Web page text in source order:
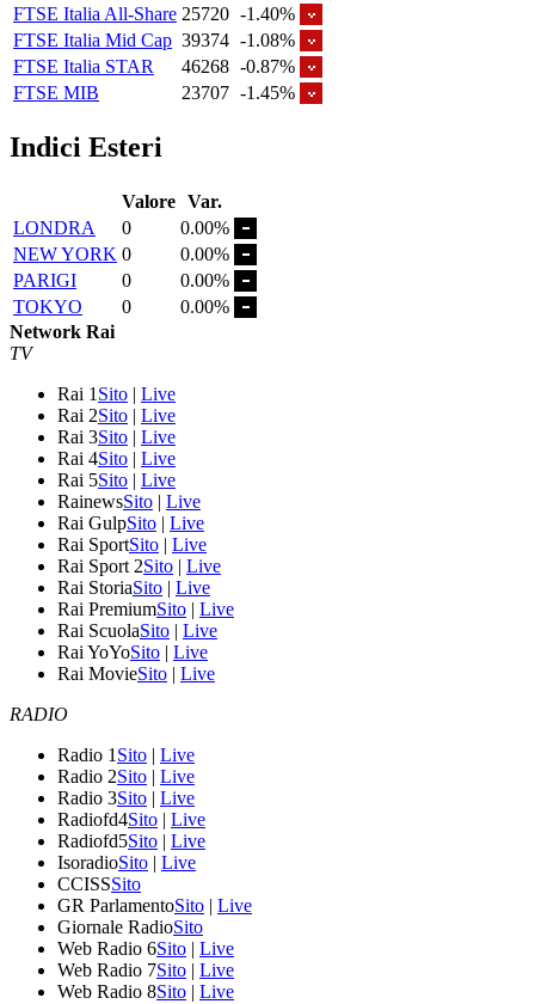
FTSE Italia All-Share 25720 -1.40%
FTSE Italia Mid Cap 39374 -1.08%
FTSE Italia STAR
46268 -0.87%
FTSE MIB
23707 -1.45%
Indici Esteri
Valore Var.
LONDRA
0
0.00%
NEW YORK 0
0.00%
PARIGI
0
0.00%
TOKYO
0
0.00%
Network Rai
TV
Rai 1 Sito | Live
Rai 2Sito | Live
Rai 3Sito | Live
Rai 4Sito | Live
Rai 5Sito | Live
RainewsSito | Live
Rai GulpSito | Live
Rai SportSito | Live
Rai Sport 2Sito | Live
Rai StoriaSito | Live
Rai PremiumSito | Live
Rai ScuolaSito | Live
Rai YoYoSito | Live
Rai MovieSito | Live
RADIO
Radio 1 Sito | Live
Radio 2Sito | Live
Radio 3Sito | Live
Radiofd4Sito | Live
Radiofd5Sito | Live
IsoradioSito | Live
CCISSSito
GR ParlamentoSito | Live
Giornale RadioSito
Web Radio 6Sito | Live
Web Radio 7Sito | Live
Web Radio 8Sito | Live